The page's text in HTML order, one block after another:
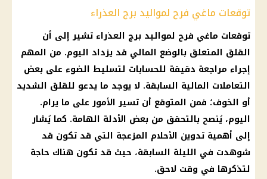
توقعات ماغي فرح لمواليد برج العذراء
توقعات ماغي فرح لمواليد برج العذراء تشير إلى أن
القلق المتعلق بالوضع المالي قد يزداد اليوم. من المهم
إجراء مراجعة دقيقة للحسابات لتسليط الضوء على بعض
التعاملات المالية السابقة. لا يوجد ما يدعو للقلق الشديد
أو الخوف؛ فمن المتوقع أن تسير الأمور على ما يرام.
اليوم، يُنصح بالتحقق من بعض الأدلة الهامة. كما يُشار
إلى أهمية تدوين الأحلام المزعجة التي قد تكون قد
شوهدت في الليلة السابقة، حيث قد تكون هناك حاجة
لتذكرها في وقت لاحق.